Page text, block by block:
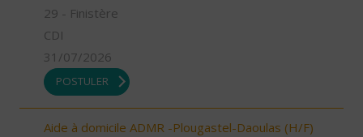
29 - Finistère
CDI
31/07/2026
POSTULER
Aide à domicile ADMR -Plougastel-Daoulas (H/F)